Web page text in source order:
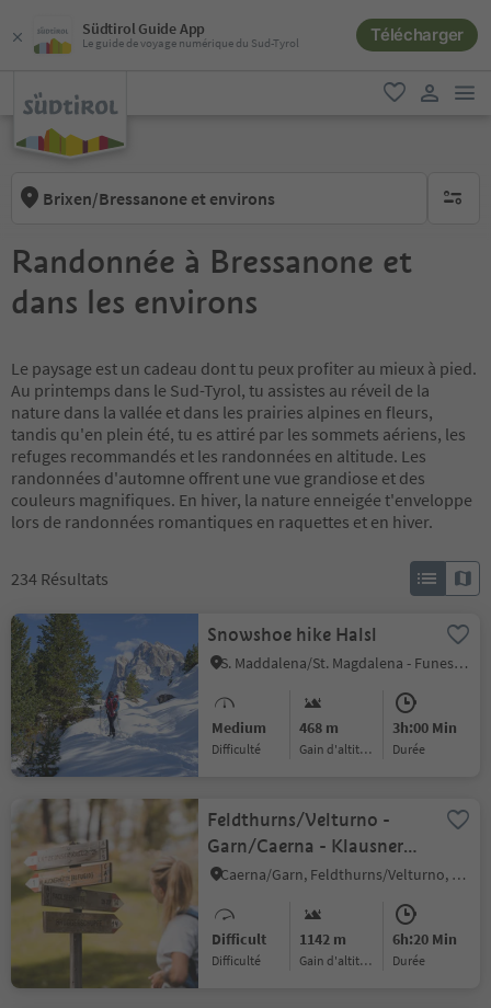
Südtirol Guide App
Le guide de voyage numérique du Sud-Tyrol Télécharger
favori
Brixen/Bressanone et environs aucun
Randonnée à Bressanone et
dans les environs
Le paysage est un cadeau dont tu peux profiter au mieux à pied.
Au printemps dans le Sud-Tyrol, tu assistes au réveil de la
nature dans la vallée et dans les prairies alpines en fleurs,
tandis qu'en plein été, tu es attiré par les sommets aériens, les
refuges recommandés et les randonnées en altitude. Les
randonnées d'automne offrent une vue grandiose et des
couleurs magnifiques. En hiver, la nature enneigée t'enveloppe
lors de randonnées romantiques en raquettes et en hiver.
234 Résultats
Snowshoe hike Halsl
S. Maddalena/St. Magdalena - Funes/Villnöss, Brixen/Bressanone, Brixen/Bressanone and environs
Medium
Difficulté
468 m
Gain d'altitude
3h:00 Min
durée
Feldthurns/Velturno -
Garn/Caerna - Klausner
Hütte/Rifugio Chiusa
Caerna/Garn, Feldthurns/Velturno, Brixen/Bressanone and environs
Difficult
Difficulté
1142 m
Gain d'altitude
6h:20 Min
durée